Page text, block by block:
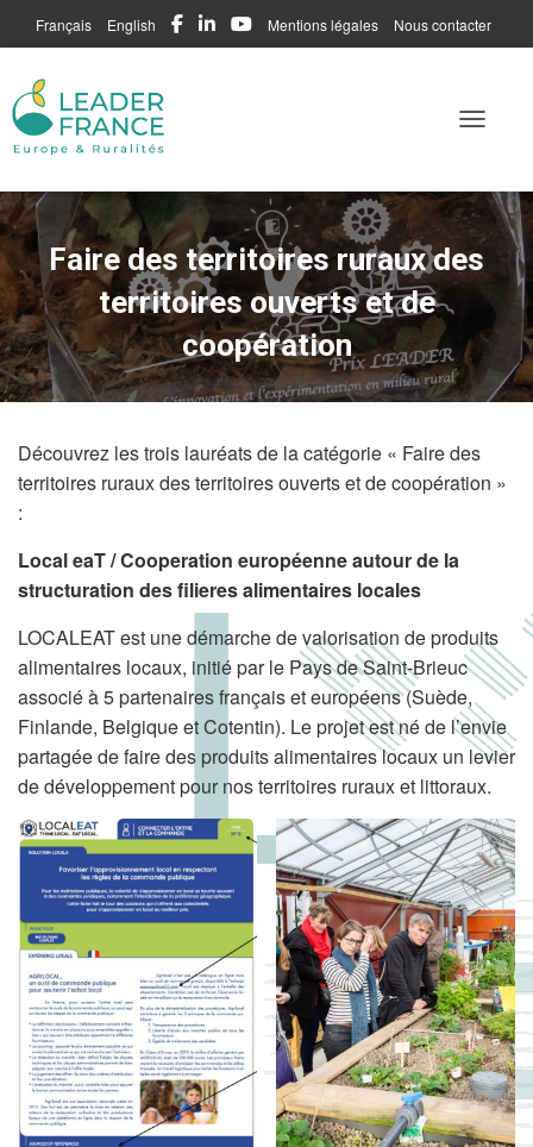
Français English Mentions légales Nous contacter
Faire des territoires ruraux des
territoires ouverts et de
coopération
Découvrez les trois lauréats de la catégorie « Faire des
territoires ruraux des territoires ouverts et de coopération »
:
Local eaT / Cooperation européenne autour de la
structuration des filieres alimentaires locales
LOCALEAT est une démarche de valorisation de produits
alimentaires locaux, initié par le Pays de Saint-Brieuc
associé à 5 partenaires français et européens (Suède,
Finlande, Belgique et Cotentin). Le projet est né de l’envie
partagée de faire des produits alimentaires locaux un levier
de développement pour nos territoires ruraux et littoraux.